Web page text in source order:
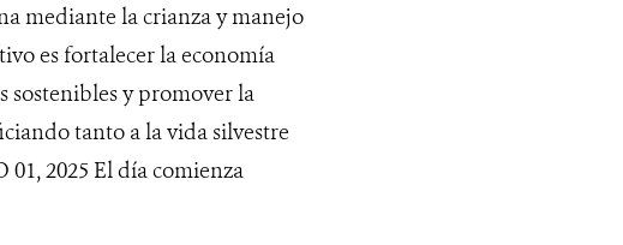
mediante la crianza y manejo
es fortalecer la economía
sostenibles y promover la
tanto a la vida silvestre
2025 El día comienza